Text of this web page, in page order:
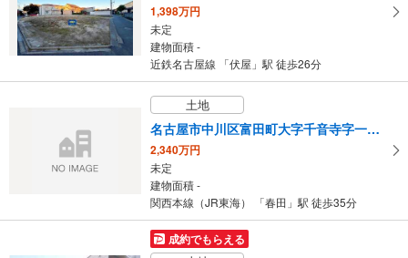
1,398万円
未定
建物面積 -
近鉄名古屋線 「伏屋」駅 徒歩26分
土地
名古屋市中川区富田町大字千音寺字一本松
2,340万円
未定
建物面積 -
関西本線（JR東海） 「春田」駅 徒歩35分
成約でもらえる